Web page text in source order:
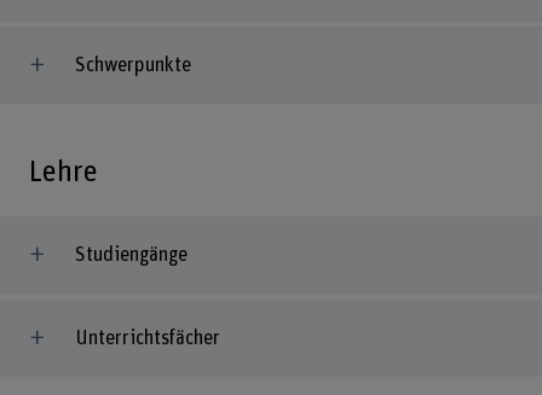
Schwerpunkte
Lehre
Studiengänge
Unterrichtsfächer